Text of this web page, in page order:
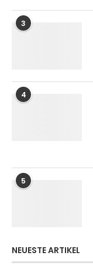
3
4
5
NEUESTE ARTIKEL